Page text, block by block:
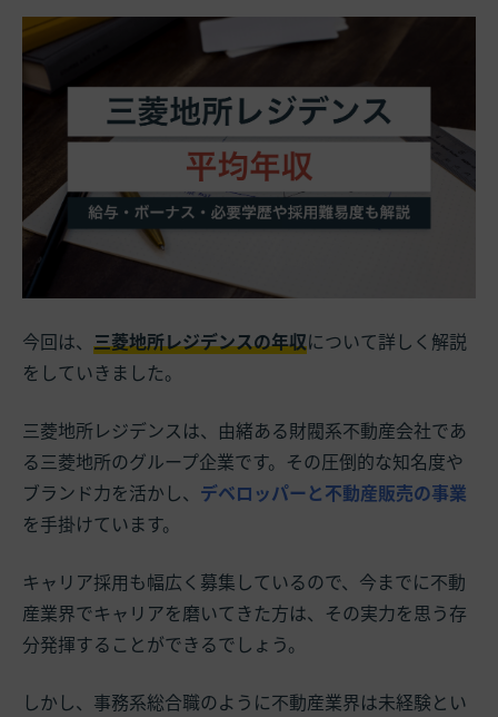
今回は、 三菱地所レジデンスの年収について詳しく解説
をしていきました。
三菱地所レジデンスは、由緒ある財閥系不動産会社であ
る三菱地所のグループ企業です。その圧倒的な知名度や
ブランド力を活かし、 デベロッパーと不動産販売の事業
を手掛けています。
キャリア採用も幅広く募集しているので、今までに不動
産業界でキャリアを磨いてきた方は、その実力を思う存
分発揮することができるでしょう。
しかし、事務系総合職のように不動産業界は未経験とい